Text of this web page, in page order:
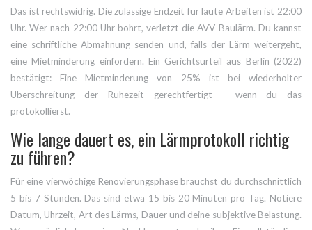
Das ist rechtswidrig. Die zulässige Endzeit für laute Arbeiten ist 22:00
Uhr. Wer nach 22:00 Uhr bohrt, verletzt die AVV Baulärm. Du kannst
eine schriftliche Abmahnung senden und, falls der Lärm weitergeht,
eine Mietminderung einfordern. Ein Gerichtsurteil aus Berlin (2022)
bestätigt: Eine Mietminderung von 25% ist bei wiederholter
Überschreitung der Ruhezeit gerechtfertigt - wenn du das
protokollierst.
Wie lange dauert es, ein Lärmprotokoll richtig
zu führen?
Für eine vierwöchige Renovierungsphase brauchst du durchschnittlich
5 bis 7 Stunden. Das sind etwa 15 bis 20 Minuten pro Tag. Notiere
Datum, Uhrzeit, Art des Lärms, Dauer und deine subjektive Belastung.